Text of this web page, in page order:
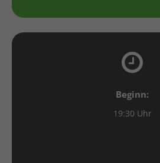
Beginn:
19:30 Uhr